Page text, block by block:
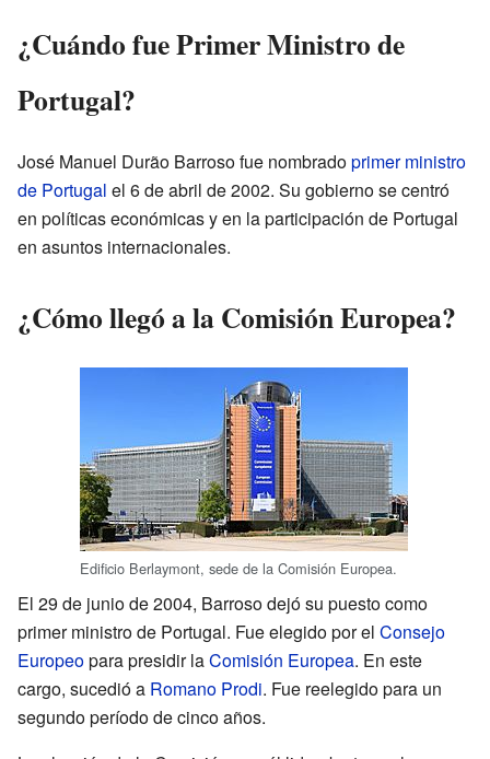
¿Cuándo fue Primer Ministro de
Portugal?
José Manuel Durão Barroso fue nombradoprimer ministro
de Portugal el 6 de abril de 2002. Su gobierno se centró
en políticas económicas y en la participación de Portugal
en asuntos internacionales.
¿Cómo llegó a la Comisión Europea?
Edificio Berlaymont, sede de la Comisión Europea.
El 29 de junio de 2004, Barroso dejó su puesto como
primer ministro de Portugal. Fue elegido por el Consejo
Europeopara presidir laComisión Europea. En este
cargo, sucedió a Romano Prodi. Fue reelegido para un
segundo período de cinco años.